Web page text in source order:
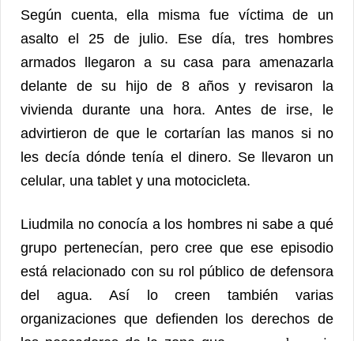
Según cuenta, ella misma fue víctima de un
asalto el 25 de julio. Ese día, tres hombres
armados llegaron a su casa para amenazarla
delante de su hijo de 8 años y revisaron la
vivienda durante una hora. Antes de irse, le
advirtieron de que le cortarían las manos si no
les decía dónde tenía el dinero. Se llevaron un
celular, una tablet y una motocicleta.
Liudmila no conocía a los hombres ni sabe a qué
grupo pertenecían, pero cree que ese episodio
está relacionado con su rol público de defensora
del agua. Así lo creen también varias
organizaciones que defienden los derechos de